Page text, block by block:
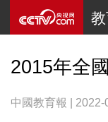
2015年全
中國教育報 |